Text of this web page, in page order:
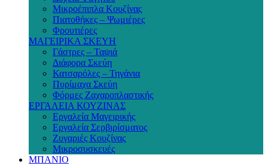
Μικροέπιπλα Κουζίνας
Πιατοθήκες – Ψωμιέρες
Φρουτιέρες
ΜΑΓΕΙΡΙΚΑ ΣΚΕΥΗ
Γάστρες – Ταψιά
Διάφορα Σκεύη
Κατσαρόλες – Τηγάνια
Πυρίμαχα Σκεύη
Φόρμες Ζαχαροπλαστικής
ΕΡΓΑΛΕΙΑ ΚΟΥΖΙΝΑΣ
Εργαλεία Μαγειρικής
Εργαλεία Σερβιρίσματος
Ζυγαριές Κουζίνας
Μικροσυσκευές
ΜΠΑΝΙΟ